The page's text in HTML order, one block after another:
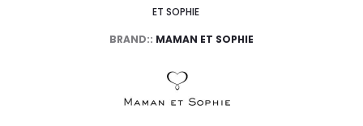
ET SOPHIE
BRAND:: MAMAN ET SOPHIE